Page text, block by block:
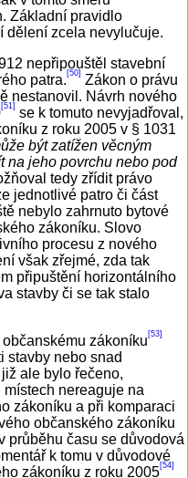
Základní pravidlo
dělení zcela nevylučuje.
nepřipouštěl stavební
patra. [50] Zákon o právu
nestanovil. Návrh nového
[51] se k tomuto nevyjadřoval,
z roku 2005 v § 1031
být zatížen věcným
na jeho povrchu nebo pod
tedy zřídit právo
jednotlivé patro či část
nebylo zahrnuto bytové
zákoníku. Slovo
procesu z nového
však zřejmé, zda tak
připuštění horizontálního
stavby či se tak stalo
zákoníku [53]
stavby nebo snad
ale bylo řečeno,
nereaguje na
zákoníku a při komparaci
občanského zákoníku
průběhu času se důvodová
k tomu v důvodové
zákoníku z roku 2005[54]